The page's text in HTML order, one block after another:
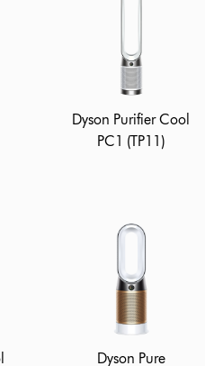
Dyson Purifier Cool
PC1 (TP11)
Dyson Pure